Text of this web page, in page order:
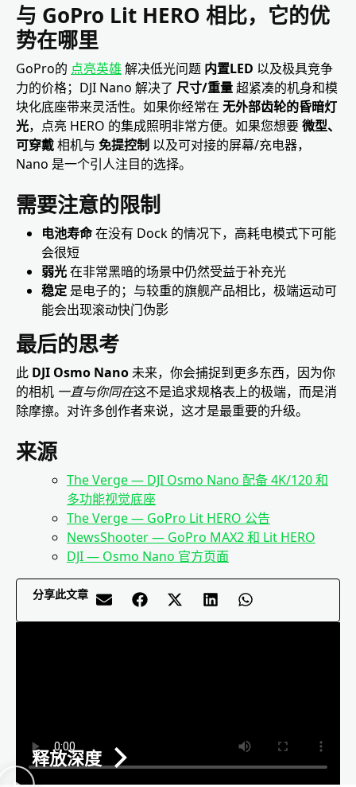
与 GoPro Lit HERO 相比，它的优
势在哪里
GoPro的 点亮英雄 解决低光问题 内置LED 以及极具竞争
力的价格；DJI Nano 解决了 尺寸/重量超紧凑的机身和模
块化底座带来灵活性。如果你经常在 无外部齿轮的昏暗灯
光，点亮 HERO 的集成照明非常方便。如果您想要微型、
可穿戴相机与 免提控制 以及可对接的屏幕/充电器，
Nano 是一个引人注目的选择。
需要注意的限制
电池寿命在没有 Dock 的情况下，高耗电模式下可能
会很短
弱光在非常黑暗的场景中仍然受益于补充光
稳定 是电子的；与较重的旗舰产品相比，极端运动可
能会出现滚动快门伪影
最后的思考
此 DJI Osmo Nano未来，你会捕捉到更多东西，因为你
的相机 一直与你同在这不是追求规格表上的极端，而是消
除摩擦。对许多创作者来说，这才是最重要的升级。
来源
The Verge — DJI Osmo Nano 配备 4K/120 和
多功能视觉底座
The Verge — GoPro Lit HERO 公告
NewsShooter — GoPro MAX2 和 Lit HERO
DJI — Osmo Nano 官方页面
分享此文章
释放深度